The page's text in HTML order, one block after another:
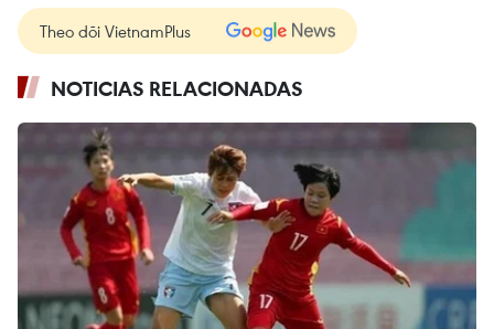
Theo dõi VietnamPlus
NOTICIAS RELACIONADAS